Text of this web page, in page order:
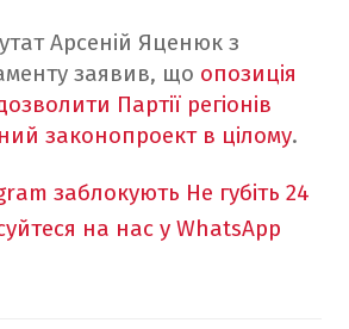
Арсеній Яценюк з
заявив, що опозиція
Партії регіонів
законопроект в цілому.
заблокують Не губіть 24
на нас у WhatsApp